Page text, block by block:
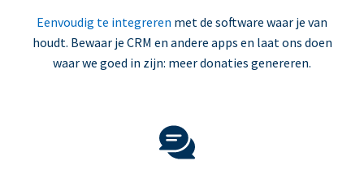
Eenvoudig te integreren met de software waar je van
houdt. Bewaar je CRM en andere apps en laat ons doen
waar we goed in zijn: meer donaties genereren.